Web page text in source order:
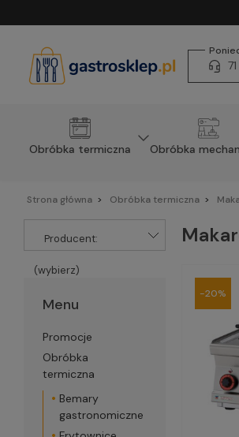
Obróbka termiczna Obróbka
Strona główna Obróbka termiczna
Producent:
(wybierz)
Menu
Promocje
Obróbka
termiczna
Bemary
gastronomiczne
-20%